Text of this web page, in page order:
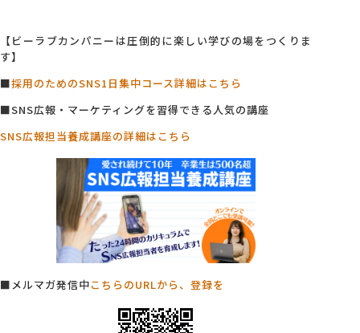
【ビーラブカンパニーは圧倒的に楽しい学びの場をつくりま
す】
■採用のためのSNS1日集中コース詳細はこちら
■SNS広報・マーケティングを習得できる人気の講座
SNS広報担当養成講座の詳細はこちら
■メルマガ発信中こちらのURLから、登録を